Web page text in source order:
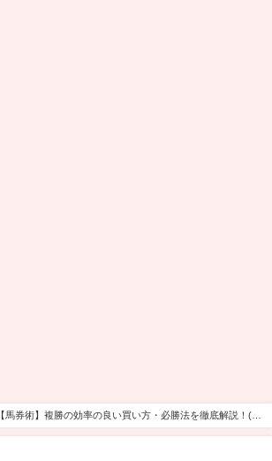
【馬券術】複勝の効率の良い買い方・必勝法を徹底解説！(競